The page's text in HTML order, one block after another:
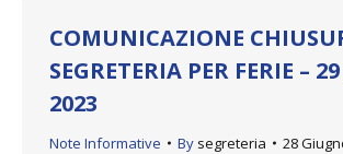
COMUNICAZIONE
SEGRETERIA PER FERIE –
2023
Note Informative By segreteria 28